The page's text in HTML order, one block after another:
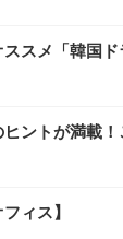
スメ「韓国ド
ントが満載
ィス】